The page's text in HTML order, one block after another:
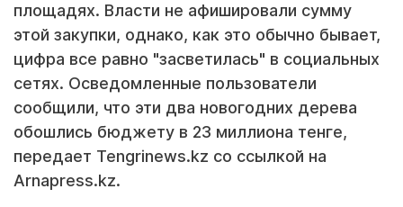
площадях. Власти не афишировали сумму
этой закупки, однако, как это обычно бывает,
цифра все равно "засветилась" в социальных
сетях. Осведомленные пользователи
сообщили, что эти два новогодних дерева
обошлись бюджету в 23 миллиона тенге,
передает Tengrinews.kz со ссылкой на
Arnapress.kz.